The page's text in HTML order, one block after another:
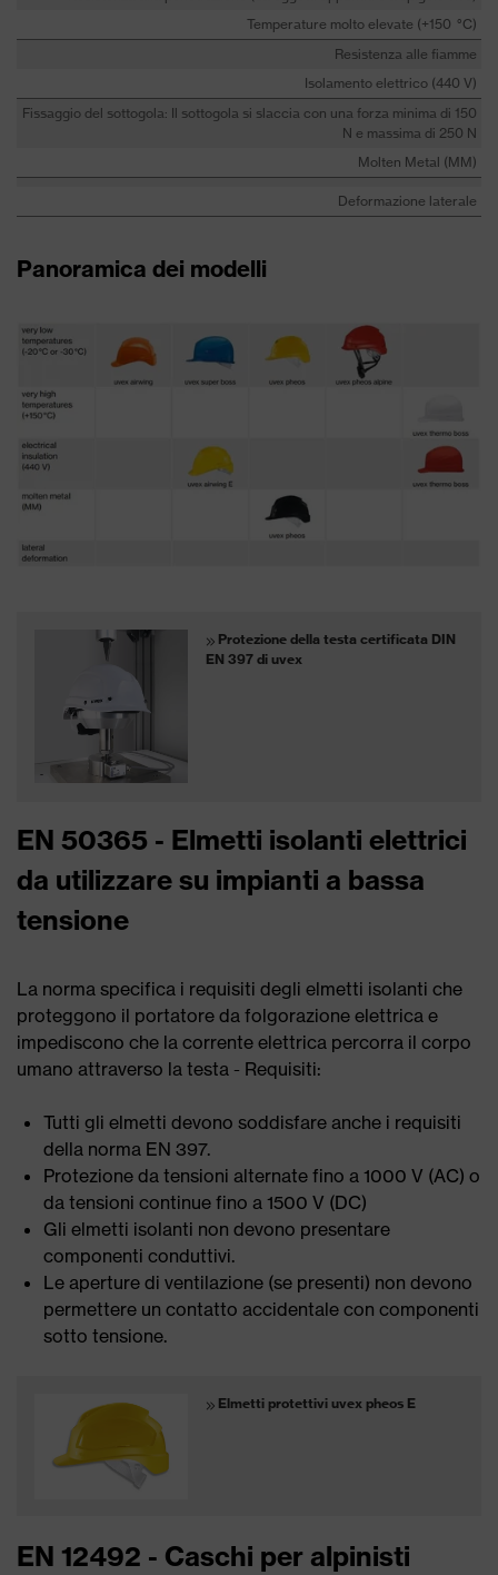
Temperature molto elevate (+150 °C)
Resistenza alle fiamme
Isolamento elettrico (440 V)
Fissaggio del sottogola: Il sottogola si slaccia con una forza minima di 150
N e massima di 250 N
Molten Metal (MM)
Deformazione laterale
Panoramica dei modelli
Protezione della testa certificata DIN
EN 397 di uvex
EN 50365 - Elmetti isolanti elettrici
da utilizzare su impianti a bassa
tensione
La norma specifica i requisiti degli elmetti isolanti che
proteggono il portatore da folgorazione elettrica e
impediscono che la corrente elettrica percorra il corpo
umano attraverso la testa - Requisiti:
Tutti gli elmetti devono soddisfare anche i requisiti
della norma EN 397.
Protezione da tensioni alternate fino a 1000 V (AC) o
da tensioni continue fino a 1500 V (DC)
Gli elmetti isolanti non devono presentare
componenti conduttivi.
Le aperture di ventilazione (se presenti) non devono
permettere un contatto accidentale con componenti
sotto tensione.
Elmetti protettivi uvex pheos E
EN 12492 - Caschi per alpinisti